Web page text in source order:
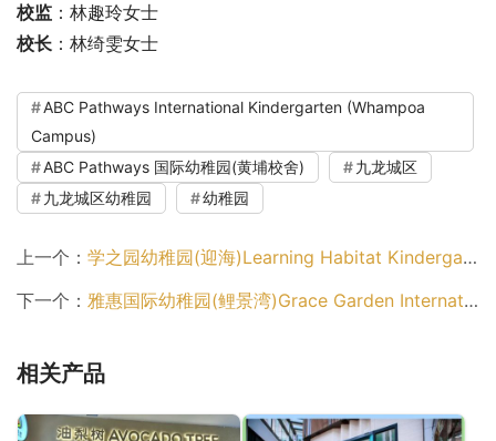
校监 ：林趣玲女士
校长 ：林绮雯女士
ABC Pathways International Kindergarten (Whampoa
Campus)
ABC Pathways 国际幼稚园(黄埔校舍)
九龙城区
九龙城区幼稚园
幼稚园
上一个： 学之园幼稚园(迎海)Learning Habitat Kindergarten (Double Cove)（沙田区幼稚园）
下一个： 雅惠国际幼稚园(鲤景湾)Grace Garden International Kindergarten (Lei King Wan)（东区幼稚园）
相关产品